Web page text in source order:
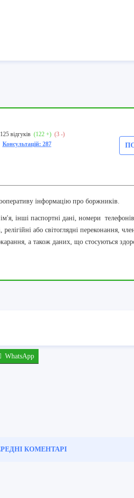
125 відгуків (122 +) (3 -)
Консультацій: 287
інформацію про боржників.
інші паспортні дані, номери
або світоглядні переконання,
а також даних, що стосуються
WhatsApp
КОМЕНТАРІ